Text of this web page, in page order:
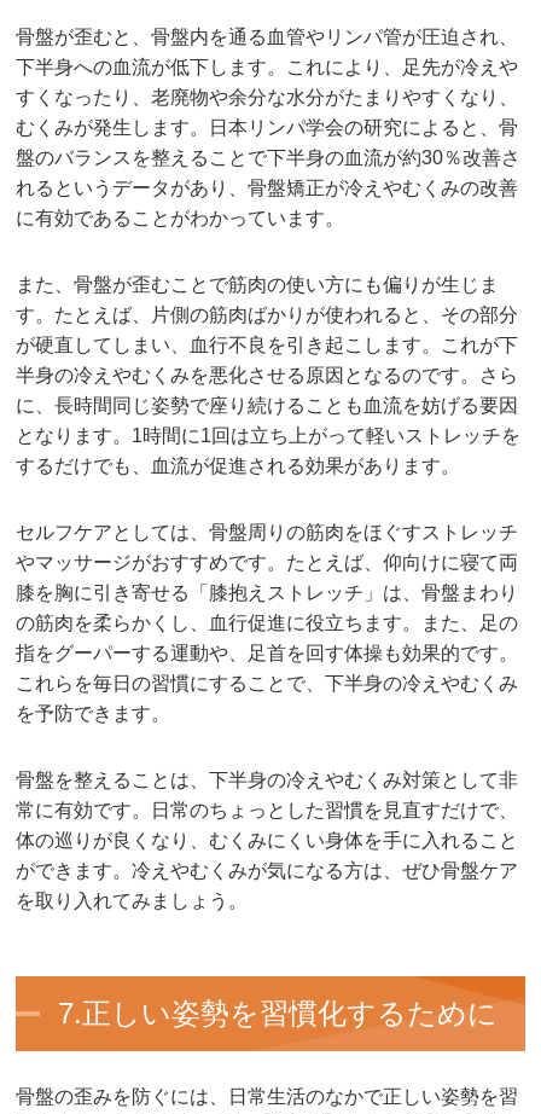
骨盤が歪むと、骨盤内を通る血管やリンパ管が圧迫され、
下半身への血流が低下します。これにより、足先が冷えや
すくなったり、老廃物や余分な水分がたまりやすくなり、
むくみが発生します。日本リンパ学会の研究によると、骨
盤のバランスを整えることで下半身の血流が約30％改善さ
れるというデータがあり、骨盤矯正が冷えやむくみの改善
に有効であることがわかっています。
また、骨盤が歪むことで筋肉の使い方にも偏りが生じま
す。たとえば、片側の筋肉ばかりが使われると、その部分
が硬直してしまい、血行不良を引き起こします。これが下
半身の冷えやむくみを悪化させる原因となるのです。さら
に、長時間同じ姿勢で座り続けることも血流を妨げる要因
となります。1時間に1回は立ち上がって軽いストレッチを
するだけでも、血流が促進される効果があります。
セルフケアとしては、骨盤周りの筋肉をほぐすストレッチ
やマッサージがおすすめです。たとえば、仰向けに寝て両
膝を胸に引き寄せる「膝抱えストレッチ」は、骨盤まわり
の筋肉を柔らかくし、血行促進に役立ちます。また、足の
指をグーパーする運動や、足首を回す体操も効果的です。
これらを毎日の習慣にすることで、下半身の冷えやむくみ
を予防できます。
骨盤を整えることは、下半身の冷えやむくみ対策として非
常に有効です。日常のちょっとした習慣を見直すだけで、
体の巡りが良くなり、むくみにくい身体を手に入れること
ができます。冷えやむくみが気になる方は、ぜひ骨盤ケア
を取り入れてみましょう。
7.正しい姿勢を習慣化するために
骨盤の歪みを防ぐには、日常生活のなかで正しい姿勢を習